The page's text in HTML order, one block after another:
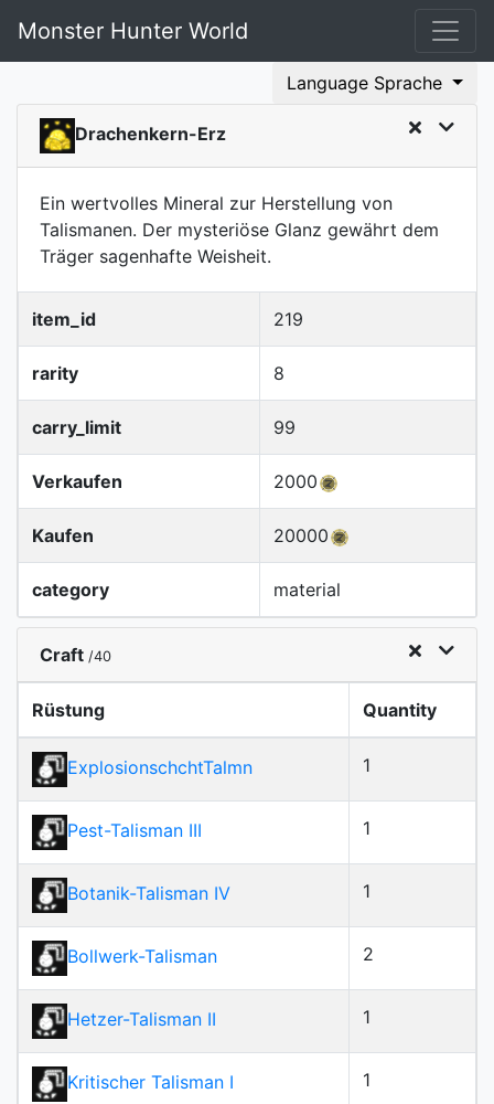
Monster Hunter World
Language Sprache
Drachenkern-Erz
Ein wertvolles Mineral zur Herstellung von
Talismanen. Der mysteriöse Glanz gewährt dem
Träger sagenhafte Weisheit.
item_id 219
rarity 8
carry_limit 99
Verkaufen 2000
Kaufen 20000
category material
Craft /40
Rüstung Quantity
ExplosionschchtTalmn 1
Pest-Talisman III 1
Botanik-Talisman IV 1
Bollwerk-Talisman 2
Hetzer-Talisman II 1
Kritischer Talisman I 1